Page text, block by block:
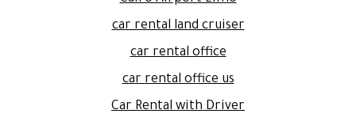
car rental land cruiser
car rental office
car rental office us
Car Rental with Driver